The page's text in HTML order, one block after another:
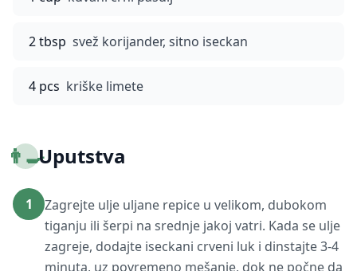
2 tbsp svež korijander, sitno iseckan
4 pcs kriške limete
👨‍🍳Uputstva
1
Zagrejte ulje uljane repice u velikom, dubokom
tiganju ili šerpi na srednje jakoj vatri. Kada se ulje
zagreje, dodajte iseckani crveni luk i dinstajte 3-4
minuta, uz povremeno mešanje, dok ne počne da